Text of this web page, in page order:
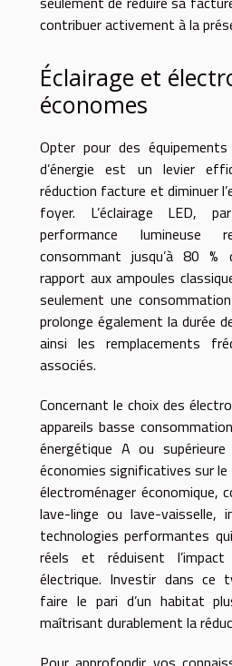
contribuer activement à la
Éclairage et
économes
Opter pour des
d’énergie est un levier
réduction facture et diminuer
foyer. L’éclairage LED,
performance lumineuse
consommant jusqu’à 80 %
rapport aux ampoules
seulement une
prolonge également la durée
ainsi les remplacements
associés.
Concernant le choix des
appareils basse
énergétique A ou
économies significatives sur
électroménager économique,
lave-linge ou lave-vaisselle,
technologies performantes
réels et réduisent
électrique. Investir dans ce
faire le pari d’un habitat
maîtrisant durablement la